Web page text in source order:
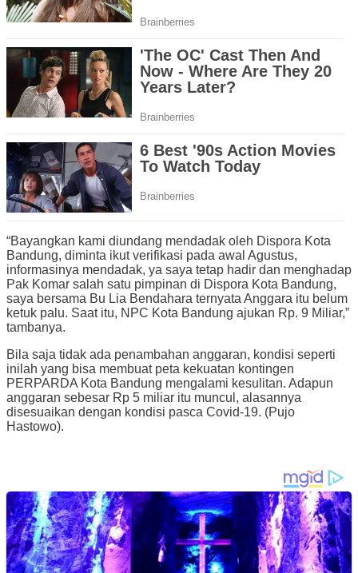
“Bayangkan kami diundang mendadak oleh Dispora Kota
Bandung, diminta ikut verifikasi pada awal Agustus,
informasinya mendadak, ya saya tetap hadir dan menghadap
Pak Komar salah satu pimpinan di Dispora Kota Bandung,
saya bersama Bu Lia Bendahara ternyata Anggara itu belum
ketuk palu. Saat itu, NPC Kota Bandung ajukan Rp. 9 Miliar,”
tambanya.
Bila saja tidak ada penambahan anggaran, kondisi seperti
inilah yang bisa membuat peta kekuatan kontingen
PERPARDA Kota Bandung mengalami kesulitan. Adapun
anggaran sebesar Rp 5 miliar itu muncul, alasannya
disesuaikan dengan kondisi pasca Covid-19. (Pujo
Hastowo).